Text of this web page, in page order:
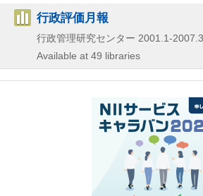
行政評価月報
行政管理研究センター 2001.1-2007.3
Available at 49 libraries